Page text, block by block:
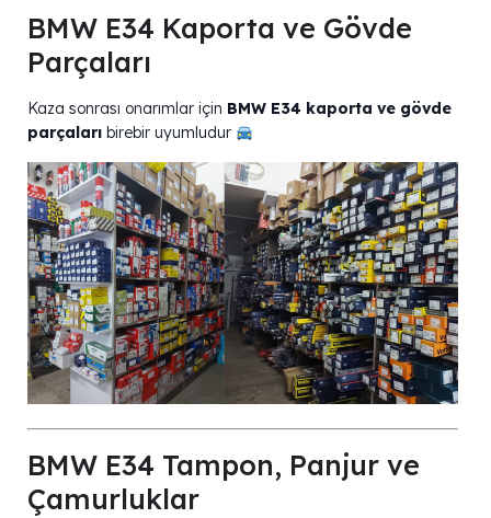
BMW E34 Kaporta ve Gövde
Parçaları
Kaza sonrası onarımlar için BMW E34 kaporta ve gövde
parçaları birebir uyumludur
BMW E34 Tampon, Panjur ve
Çamurluklar